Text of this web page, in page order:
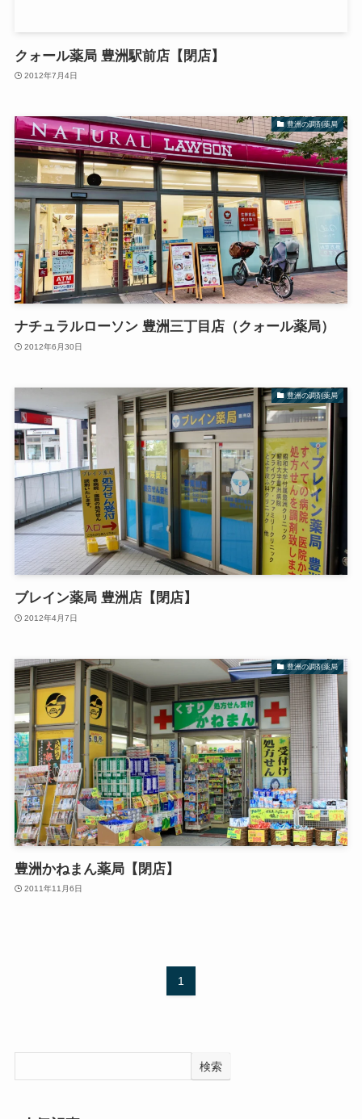
クォール薬局 豊洲駅前店【閉店】
2012年7月4日
豊洲の調剤薬局
ナチュラルローソン 豊洲三丁目店（クォール薬局）
2012年6月30日
豊洲の調剤薬局
ブレイン薬局 豊洲店【閉店】
2012年4月7日
豊洲の調剤薬局
豊洲かねまん薬局【閉店】
2011年11月6日
1
検索